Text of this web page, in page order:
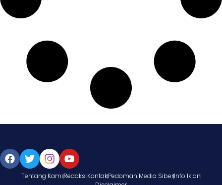
Tentang KamiRedaksiKontakPedoman Media SiberInfo Iklan